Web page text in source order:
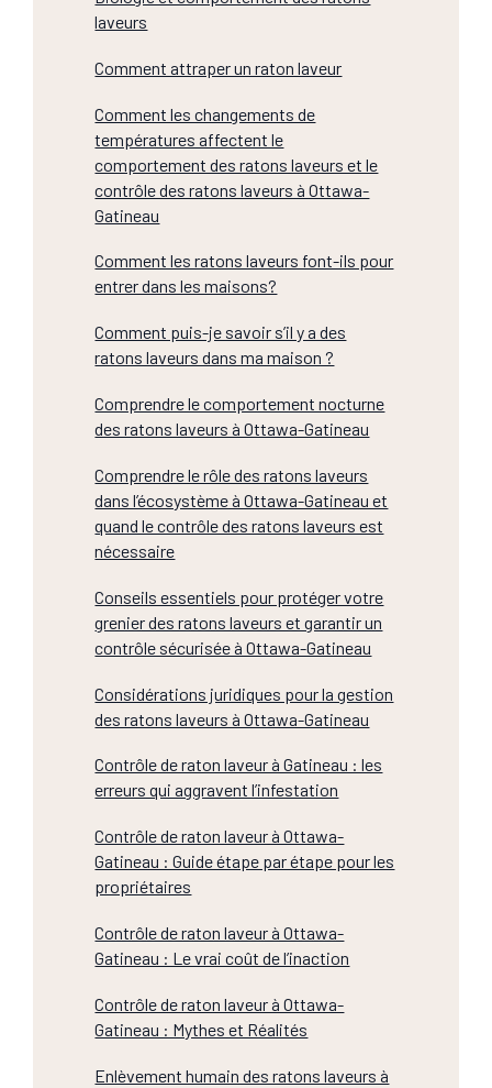
laveurs
Comment attraper un raton laveur
Comment les changements de
températures affectent le
comportement des ratons laveurs et le
contrôle des ratons laveurs à Ottawa-
Gatineau
Comment les ratons laveurs font-ils pour
entrer dans les maisons?
Comment puis-je savoir s’il y a des
ratons laveurs dans ma maison ?
Comprendre le comportement nocturne
des ratons laveurs à Ottawa-Gatineau
Comprendre le rôle des ratons laveurs
dans l’écosystème à Ottawa-Gatineau et
quand le contrôle des ratons laveurs est
nécessaire
Conseils essentiels pour protéger votre
grenier des ratons laveurs et garantir un
contrôle sécurisée à Ottawa-Gatineau
Considérations juridiques pour la gestion
des ratons laveurs à Ottawa-Gatineau
Contrôle de raton laveur à Gatineau : les
erreurs qui aggravent l’infestation
Contrôle de raton laveur à Ottawa-
Gatineau : Guide étape par étape pour les
propriétaires
Contrôle de raton laveur à Ottawa-
Gatineau : Le vrai coût de l’inaction
Contrôle de raton laveur à Ottawa-
Gatineau : Mythes et Réalités
Enlèvement humain des ratons laveurs à